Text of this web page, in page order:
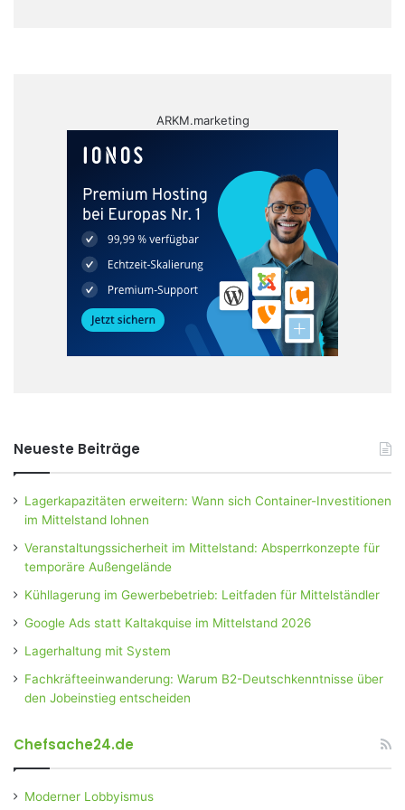
ARKM.marketing
Neueste Beiträge
Lagerkapazitäten erweitern: Wann sich Container-Investitionen
im Mittelstand lohnen
Veranstaltungssicherheit im Mittelstand: Absperrkonzepte für
temporäre Außengelände
Kühllagerung im Gewerbebetrieb: Leitfaden für Mittelständler
Google Ads statt Kaltakquise im Mittelstand 2026
Lagerhaltung mit System
Fachkräfteeinwanderung: Warum B2-Deutschkenntnisse über
den Jobeinstieg entscheiden
Chefsache24.de
Moderner Lobbyismus